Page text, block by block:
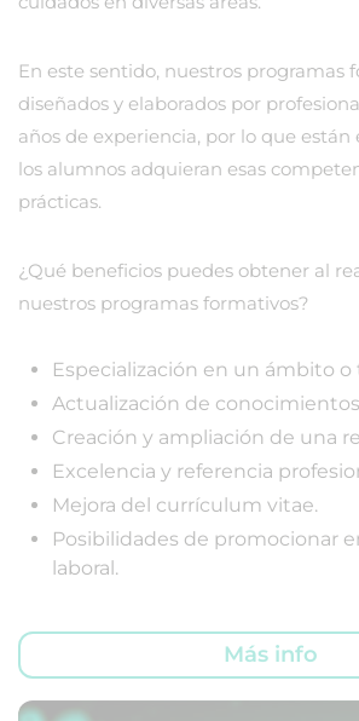
En este sentido, nuestros programas
diseñados y elaborados por
años de experiencia, por lo que están
los alumnos adquieran esas
prácticas.
¿Qué beneficios puedes obtener al
nuestros programas formativos?
Especialización en un ámbito
Actualización de
Creación y ampliación de una
Excelencia y referencia
Mejora del currículum vitae.
Posibilidades de promocionar
laboral.
Más info